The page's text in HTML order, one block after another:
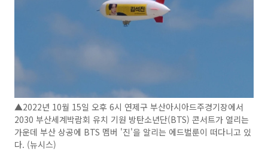
▲2022년 10월 15일 오후 6시 연제구 부산아시아드주경기장에서
2030 부산세계박람회 유치 기원 방탄소년단(BTS) 콘서트가 열리는
가운데 부산 상공에 BTS 멤버 '진'을 알리는 에드벌룬이 떠다니고 있
다. (뉴시스)